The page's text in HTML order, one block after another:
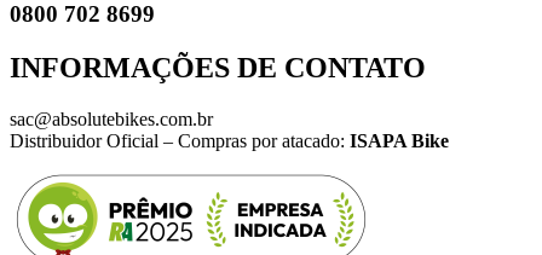
0800 702 8699
INFORMAÇÕES DE CONTATO
sac@absolutebikes.com.br
Distribuidor Oficial – Compras por atacado: ISAPA Bike